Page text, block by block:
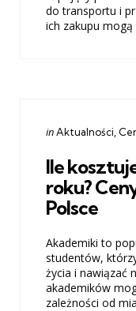
do transportu i
ich zakupu mogą
Categories
Posted
inAktualności
Ile
roku?
Polsce
Akademiki to
studentów,
życia i nawiązać
akademików
zależności od